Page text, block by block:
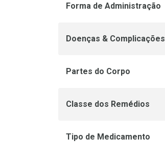
Forma de Administração
Doenças & Complicações
Partes do Corpo
Classe dos Remédios
Tipo de Medicamento